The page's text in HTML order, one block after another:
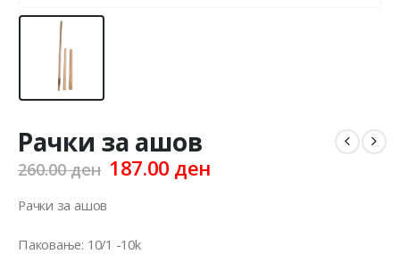
Рачки за ашов
260.00ден Original
187.00 денCurrent
Рачки за ашов
Паковање: 10/1 -10k